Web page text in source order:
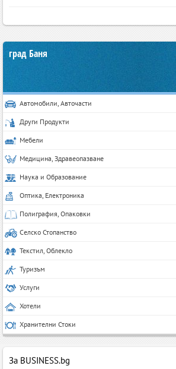
град Баня
Автомобили, Авточасти
Други Продукти
Мебели
Медицина, Здравеопазване
Наука и Образование
Оптика, Електроника
Полиграфия, Опаковки
Селско Стопанство
Текстил, Облекло
Туризъм
Услуги
Хотели
Хранителни Стоки
За BUSINESS.bg